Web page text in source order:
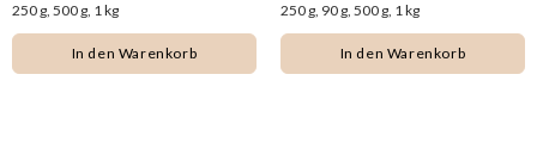
250 g, 500 g, 1 kg
In den Warenkorb
250 g, 90 g, 500 g, 1 kg
In den Warenkorb